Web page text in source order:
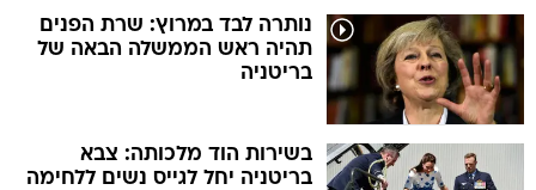
נותרה לבד במרוץ: שרת הפנים
תהיה ראש הממשלה הבאה של
בריטניה
בשירות הוד מלכותה: צבא
בריטניה יחל לגייס נשים ללחימה